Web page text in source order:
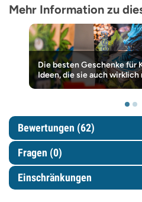
Mehr Information zu
Die besten Geschenke für
Ideen, die sie auch wirklich
Bewertungen (62)
Fragen (0)
Einschränkungen